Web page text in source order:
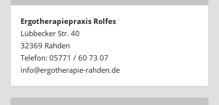
Ergotherapiepraxis Rolfes
Lübbecker Str. 40
32369 Rahden
Telefon: 05771 / 60 73 07
ed.nedhar-eiparehtogre@ofni